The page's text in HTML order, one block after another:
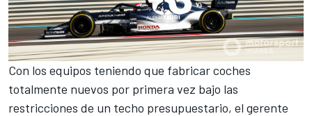
Con los equipos teniendo que fabricar coches
totalmente nuevos por primera vez bajo las
restricciones de un techo presupuestario, el gerente